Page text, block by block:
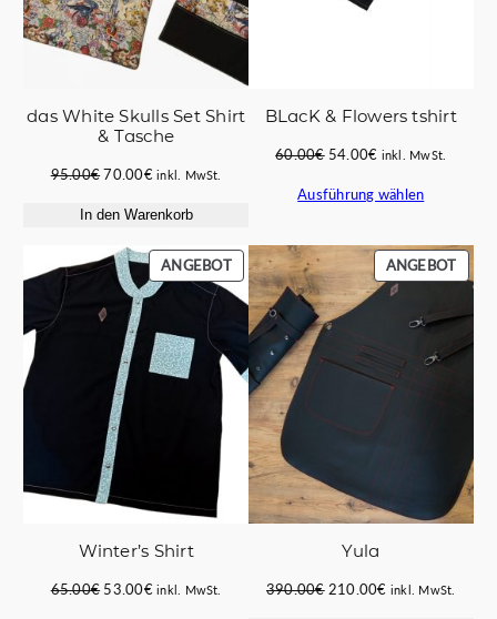
das White Skulls Set Shirt
& Tasche
95.00€Ursprünglicher
war:
70.00€Aktueller
ist:
inkl. MwSt.
In den Warenkorb
ΒLacK & Flowers tshirt
60.00€ Ursprünglicher
war:
54.00€ Aktueller
ist:
inkl. MwSt.
Ausführung wählen
ANGEBOTPRODUKT
IM
ANGEBOT
Winter’s Shirt
65.00€ Ursprünglicher
53.00€Aktueller
inkl. MwSt.
ANGEBOT
IM
Yula
390.00€ Ursprünglicher
210.00€ Aktueller
inkl. MwSt.